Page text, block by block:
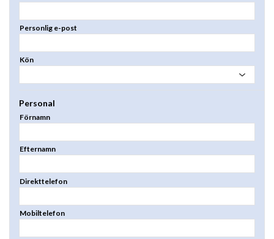
Personlig e-post
Kön
Personal
Förnamn
Efternamn
Direkttelefon
Mobiltelefon